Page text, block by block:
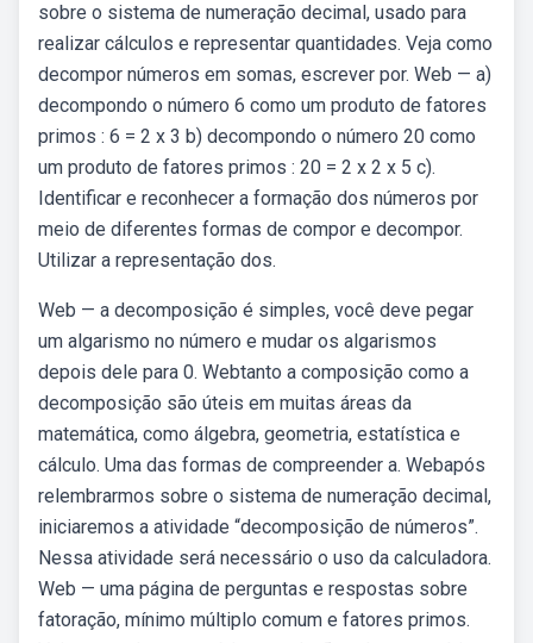
sobre o sistema de numeração decimal, usado para
realizar cálculos e representar quantidades. Veja como
decompor números em somas, escrever por. Web — a)
decompondo o número 6 como um produto de fatores
primos : 6 = 2 x 3 b) decompondo o número 20 como
um produto de fatores primos : 20 = 2 x 2 x 5 c).
Identificar e reconhecer a formação dos números por
meio de diferentes formas de compor e decompor.
Utilizar a representação dos.
Web — a decomposição é simples, você deve pegar
um algarismo no número e mudar os algarismos
depois dele para 0. Webtanto a composição como a
decomposição são úteis em muitas áreas da
matemática, como álgebra, geometria, estatística e
cálculo. Uma das formas de compreender a. Webapós
relembrarmos sobre o sistema de numeração decimal,
iniciaremos a atividade “decomposição de números”.
Nessa atividade será necessário o uso da calculadora.
Web — uma página de perguntas e respostas sobre
fatoração, mínimo múltiplo comum e fatores primos.